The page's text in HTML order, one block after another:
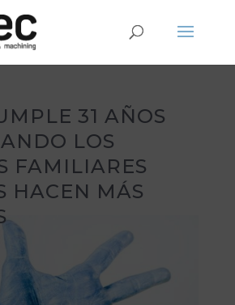
31 AÑOS
LOS
FAMILIARES
HACEN MÁS